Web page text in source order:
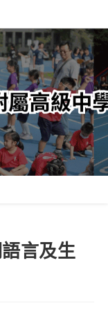
言及生